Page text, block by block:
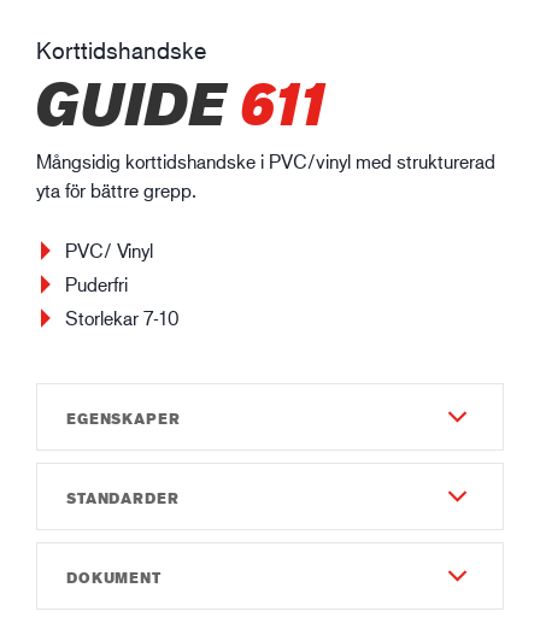
Korttidshandske
GUIDE611
Mångsidig korttidshandske i PVC/vinyl med strukturerad
yta för bättre grepp.
PVC/ Vinyl
Puderfri
Storlekar 7-10
EGENSKAPER
Slitstyrka
1
Fingerfärdighet
8
STANDARDER
DOKUMENT